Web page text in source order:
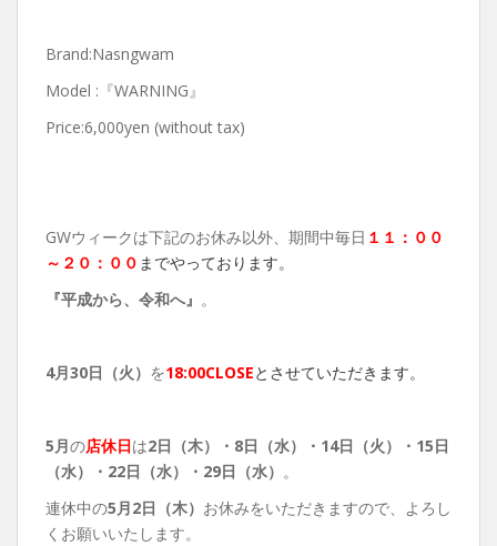
Brand:Nasngwam
Model :『WARNING』
Price:6,000yen (without tax)
GWウィークは下記のお休み以外、期間中毎日 １１：００
～２０：００ までやっております。
『平成から、令和へ』 。
4月30日（火） を18:00CLOSEとさせていただきます。
5月の店休日は2日（木）・8日（水）・14日（火）・15日
（水）・22日（水）・29日（水） 。
連休中の5月2日（木） お休みをいただきますので、よろし
くお願いいたします。